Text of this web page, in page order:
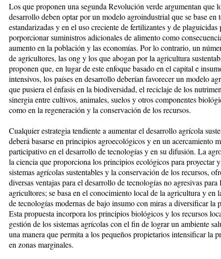
Los que proponen una segunda Revo­lución verde argumentan que
desarrollo deben optar por un modelo agroindustrial que se base en
estandarizadas y en el uso creciente de fertilizantes y de plagui­ci­das
porporcionar suministros adi­cionales de alimento como
aumento en la población y las economías. Por lo contrario, un
de agricultores, las ong y los que abogan por la agricul­tu­ra
proponen que, en lugar de es­te enfoque basado en el capital e
intensivos, los países en desa­rrollo deberían favorecer un modelo
que pusiera el énfasis en la biodiversidad, el reciclaje de los
sinergia entre cultivos, animales, suelos y otros componentes
como en la re­ge­neración y la conservación de los recursos.
Cualquier estrategia tendiente a aumentar el desarrollo agrícola
deberá basarse en principios agroecológicos y en un acercamiento
participativo en el desarro­llo de tecnologías y en su difusión. La
la ciencia que proporciona los principios ecológicos para proyec­tar
sistemas agrícolas sus­tentables y la conservación de los re­cur­sos,
diversas ventajas pa­ra el desarrollo de tecnologías no agre­sivas para
agricultores; se ­basa en el conocimiento lo­cal de la agri­cul­tura y en
de tecnologías mo­der­nas de bajo in­su­mo con mi­ras a diversificar la
Esta propuesta incorpora los principios biológicos y los recursos
gestión de los sistemas agrícolas con el fin de lograr un ambiente
una manera que permita a los peque­ños propietarios intensificar la
en zo­nas marginales.